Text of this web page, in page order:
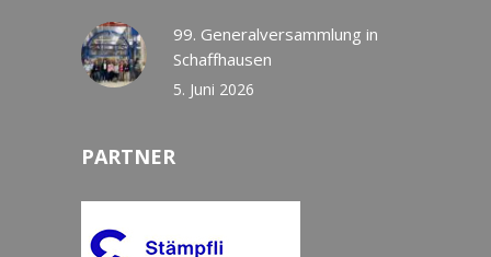
99. Generalversammlung in
Schaffhausen
5. Juni 2026
PARTNER